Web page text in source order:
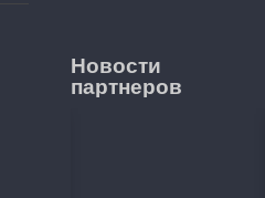
Новости
партнеров